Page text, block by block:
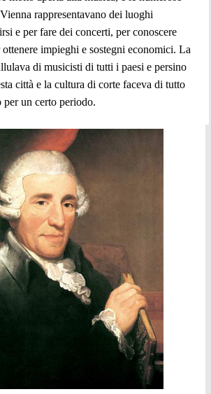
rappresentavano dei luoghi
e per fare dei concerti, per conoscere
impieghi e sostegni economici. La
di musicisti di tutti i paesi e persino
città e la cultura di corte faceva di tutto
per un certo periodo.